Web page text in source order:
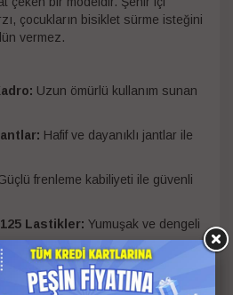
çocukların bisiklet sürme isteğini
vermez.
Uzun ömürlü kullanım sunan
Hafif ve dayanıklı jantlar ile
frenleme kabiliyeti ile güvenli
Lastikler: Yumuşak ve dengeli
Ön sepet, arka taşıyıcı, yan destek
ve zincir koruma ile